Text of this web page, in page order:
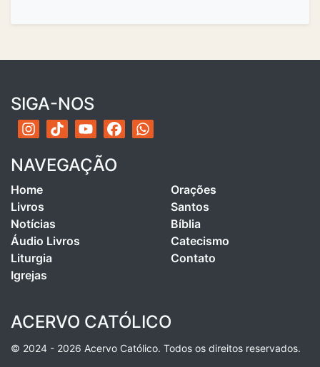
SIGA-NOS
NAVEGAÇÃO
Home
Livros
Notícias
Áudio Livros
Liturgia
Igrejas
Orações
Santos
Bíblia
Catecismo
Contato
ACERVO CATÓLICO
© 2024 - 2026 Acervo Católico. Todos os direitos reservados.